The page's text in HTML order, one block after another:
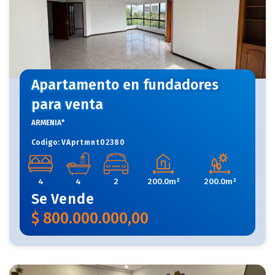
Apartamento en fundadores
para venta
ARMENIA*
Codigo: VAprtmnt02380
4 4 2 200.0m² 200.0m²
Se Vende
$ 800.000.000,00